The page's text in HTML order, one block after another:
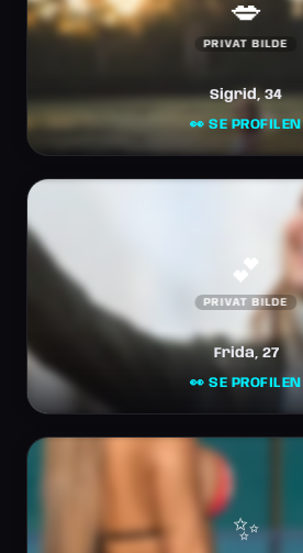
💋
PRIVAT BILDE
Sigrid, 34
👀 SE PROFILEN
💕
PRIVAT BILDE
Frida, 27
👀 SE PROFILEN
✨